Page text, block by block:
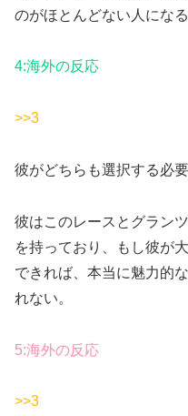
のがほとんどない人にな
4:海外の反応
>>3
彼がどちらも選択する必
彼はこのレースとグラン
を持っており、もし彼が
できれば、本当に魅力的
れない。
5:海外の反応
>>3